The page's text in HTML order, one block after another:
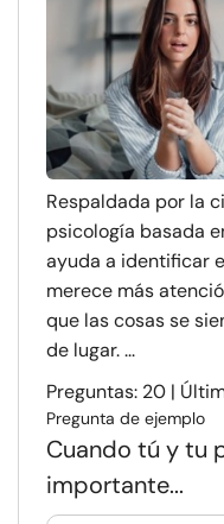
Respaldada por la
psicología basada
ayuda a identificar
merece más
que las cosas se
de lugar. ...
Preguntas: 20 |
Pregunta de ejemplo
Cuando tú y tu
importante...